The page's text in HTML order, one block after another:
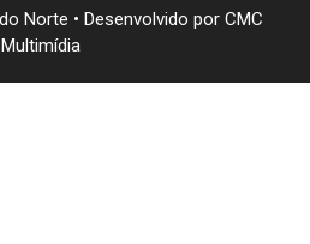
Norte • Desenvolvido por CMC
Multimídia